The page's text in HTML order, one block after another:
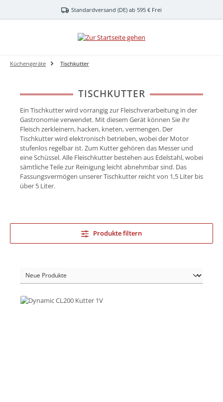
Zum Hauptinhalt springenStandardversand (DE) ab 595 € Frei
Küchengeräte Tischkutter
TISCHKUTTER
Ein Tischkutter wird vorrangig zur Fleischverarbeitung in der
Gastronomie verwendet. Mit diesem Gerät können Sie ihr
Fleisch zerkleinern, hacken, kneten, vermengen. Der
Tischkutter wird elektronisch betrieben, wobei der Motor
stufenlos regelbar ist. Zum Kutter gehören das Messer und
eine Schüssel. Alle Fleischkutter bestehen aus Edelstahl, wobei
sämtliche Teile zur Reinigung leicht abnehmbar sind. Das
Fassungsvermögen unserer Tischkutter reicht von 1,5 Liter bis
über 5 Liter.
Produkte filtern